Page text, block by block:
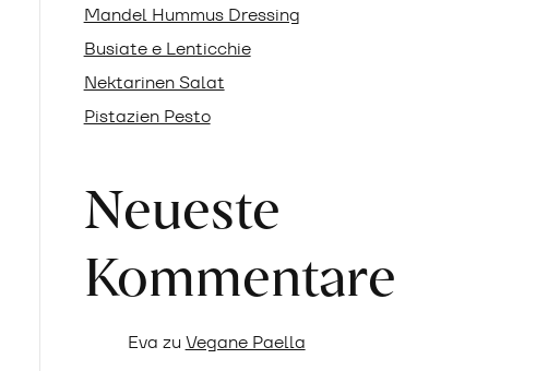
Mandel Hummus Dressing
Busiate e Lenticchie
Nektarinen Salat
Pistazien Pesto
Neueste
Kommentare
Eva zu Vegane Paella